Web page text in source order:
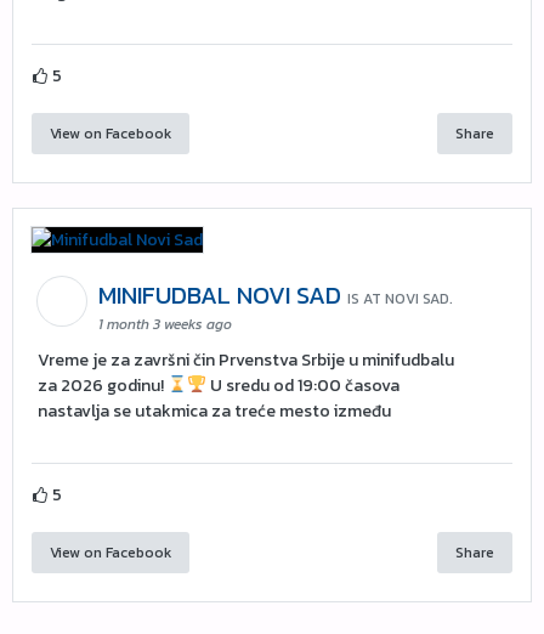
5
View on Facebook Share
MINIFUDBAL NOVI SAD IS AT NOVI SAD.
1 month 3 weeks ago
Vreme je za završni čin Prvenstva Srbije u minifudbalu
za 2026 godinu!
U sredu od 19:00 časova
nastavlja se utakmica za treće mesto između
5
View on Facebook Share